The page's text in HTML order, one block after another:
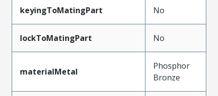
keyingToMatingPart No
lockToMatingPart No
materialMetal
Phosphor
Bronze